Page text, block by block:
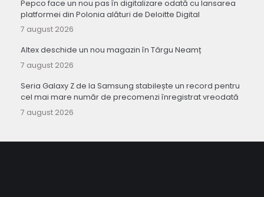
Pepco face un nou pas în digitalizare odată cu lansarea
platformei din Polonia alături de Deloitte Digital
7 august 2026
Altex deschide un nou magazin în Târgu Neamț
7 august 2026
Seria Galaxy Z de la Samsung stabilește un record pentru
cel mai mare număr de precomenzi înregistrat vreodată
7 august 2026